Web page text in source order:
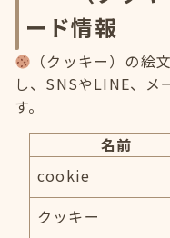
ード情報
（クッキー）の絵
し、SNSやLINE、メ
す。
名前
cookie
クッキー